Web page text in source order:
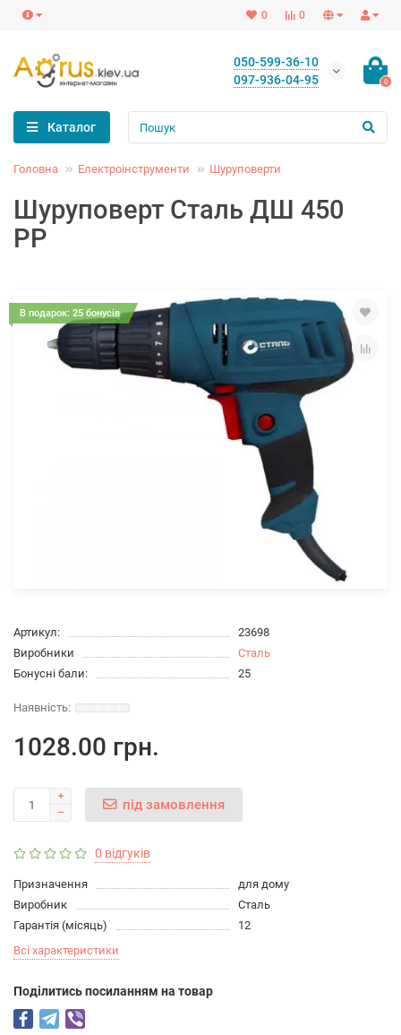
0
0
050-599-36-10
097-936-04-95
0
Каталог
Головна Електроінструменти Шуруповерти
Шуруповерт Сталь ДШ 450
РР
В подарок: 25 бонусів
Артикул:
23698
Виробники
Сталь
Бонусні бали:
25
1028.00 грн.
під замовлення
0 відгуків
Призначення
для дому
Виробник
Сталь
Гарантія (місяць)
12
Всі характеристики
Подiлитись посиланням на товар